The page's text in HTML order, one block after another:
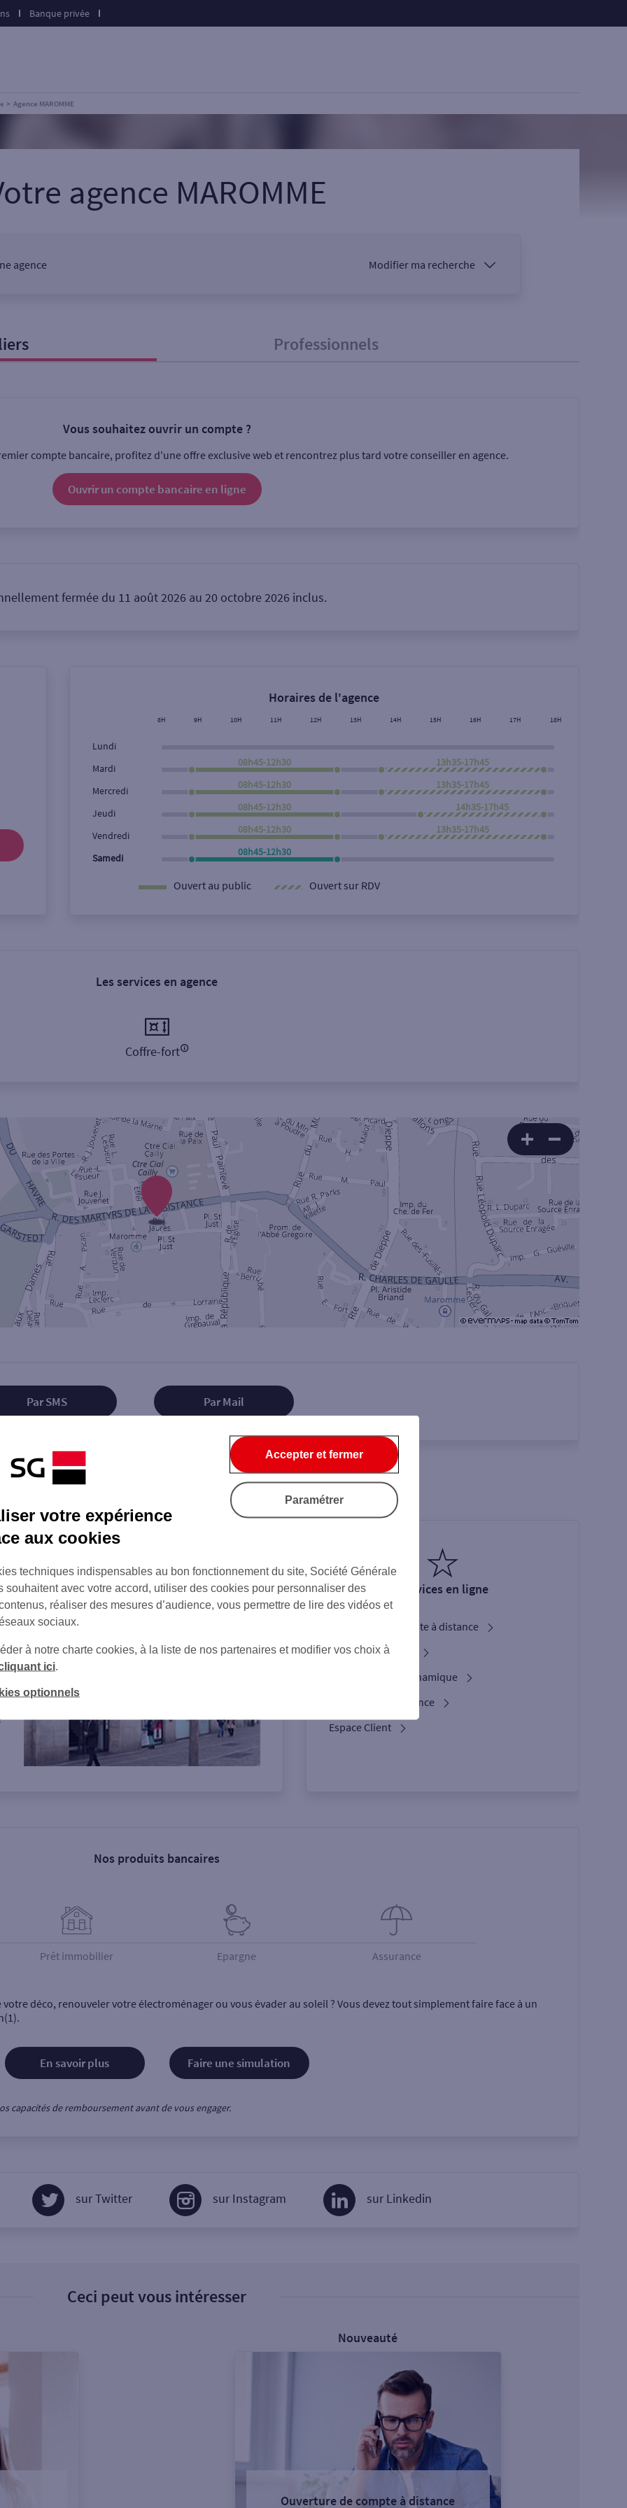
Banque privée
Agence MAROMME
agence MAROMME
agence Modifier ma recherche
Ouverte le lundi Coffre-fort
Professionnels
Vous souhaitez ouvrir un compte ?
compte bancaire, profitez d'une offre exclusive web et rencontrez plus tard votre conseiller en agence.
Ouvrir un compte bancaire en ligne
fermée du 11 août 2026 au 20 octobre 2026 inclus.
Horaires de l'agence
8H 9H 10H 11H 12H 13H 14H 15H 16H 17H 18H
Lundi
Mardi
08h45-12h30 13h35-17h45
Mercredi
08h45-12h30 13h35-17h45
Jeudi
08h45-12h30 14h35-17h45
Vendredi
08h45-12h30 13h35-17h45
Samedi
08h45-12h30
Ouvert au public Ouvert sur RDV
Les services en agence
Coffre-fort
Par SMS Par Mail
Tout ce qu'il faut savoir...
de l'agence Services en ligne
Ouverture de compte à distance
Service Bienvenue
L'option Crypto Dynamique
Les services d’urgence
Espace Client
Nos produits bancaires
déco, renouveler votre électroménager ou vous évader au soleil ? Vous devez tout simplement faire face à un
En savoir plus Faire une simulation
capacités de remboursement avant de vous engager.
Prêt immobilier Epargne Assurance
sur Twitter sur Instagram sur Linkedin
Ceci peut vous intéresser
Nouveauté
Ouverture de compte à distance
votre expérience
aux cookies
techniques indispensables au bon fonctionnement du site, Société Générale
souhaitent avec votre accord, utiliser des cookies pour personnaliser des
réaliser des mesures d’audience, vous permettre de lire des vidéos et
sociaux.
à notre charte cookies, à la liste de nos partenaires et modifier vos choix à
ici.
optionnels
Accepter et fermer
Paramétrer